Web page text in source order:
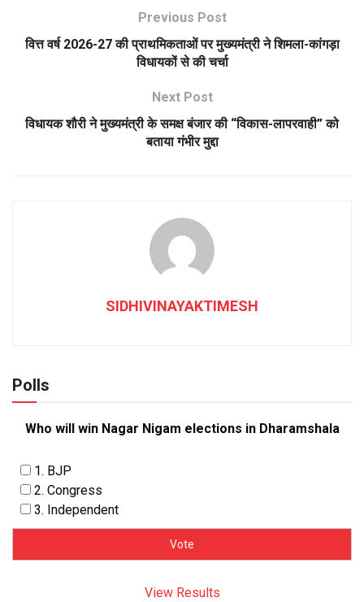
Previous Post
वित्त वर्ष 2026-27 की प्राथमिकताओं पर मुख्यमंत्री ने शिमला-कांगड़ा
विधायकों से की चर्चा
Next Post
विधायक शौरी ने मुख्यमंत्री के समक्ष बंजार की “विकास-लापरवाही” को
बताया गंभीर मुद्दा
SIDHIVINAYAKTIMESH
Polls
Who will win Nagar Nigam elections in Dharamshala
1. BJP
2. Congress
3. Independent
View Results